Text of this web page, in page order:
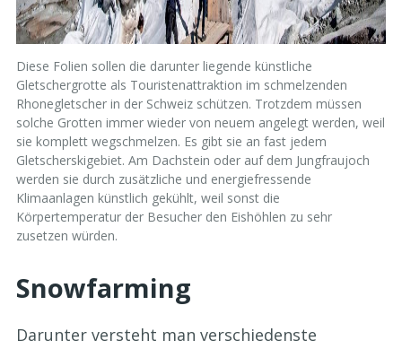
Diese Folien sollen die darunter liegende künstliche
Gletschergrotte als Touristenattraktion im schmelzenden
Rhonegletscher in der Schweiz schützen. Trotzdem müssen
solche Grotten immer wieder von neuem angelegt werden, weil
sie komplett wegschmelzen. Es gibt sie an fast jedem
Gletscherskigebiet. Am Dachstein oder auf dem Jungfraujoch
werden sie durch zusätzliche und energiefressende
Klimaanlagen künstlich gekühlt, weil sonst die
Körpertemperatur der Besucher den Eishöhlen zu sehr
zusetzen würden.
Snowfarming
Darunter versteht man verschiedenste